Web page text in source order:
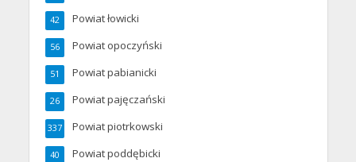
Powiat łowicki
42
Powiat opoczyński
56
Powiat pabianicki
51
Powiat pajęczański
26
Powiat piotrkowski
337
Powiat poddębicki
40